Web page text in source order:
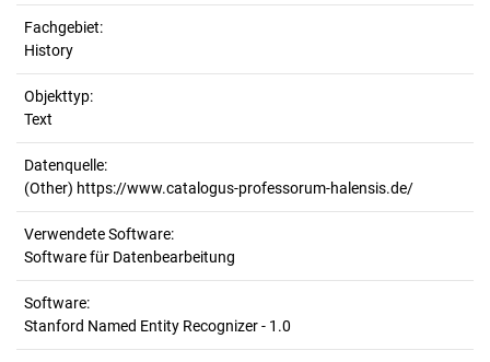
Fachgebiet:
History
Objekttyp:
Text
Datenquelle:
(Other) https://www.catalogus-professorum-halensis.de/
Verwendete Software:
Software für Datenbearbeitung
Software:
Stanford Named Entity Recognizer - 1.0